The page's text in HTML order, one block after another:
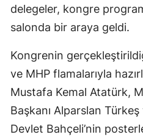
delegeler, kongre
salonda bir araya geldi.
Kongrenin
ve MHP flamalarıyla
Mustafa Kemal Atatürk,
Başkanı Alparslan
Devlet Bahçeli’nin